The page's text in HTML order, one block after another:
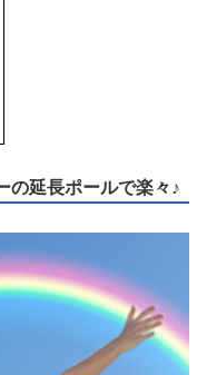
の延長ポールで楽々♪